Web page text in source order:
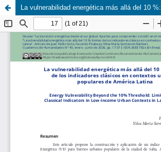
La vulnerabilidad energética más allá del 10 %: